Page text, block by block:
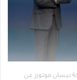
نيسان موتورز عن